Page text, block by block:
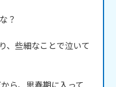
？
、些細なことで泣いて